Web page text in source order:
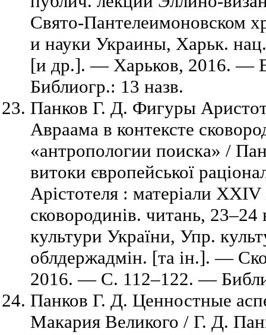
Свято-Пантелеимоновском
и науки Украины, Харьк.
[и др.]. — Харьков, 2016.
Библиогр.: 13 назв.
Панков Г. Д. Фигуры
Авраама в контексте
«антропологии поиска» /
витоки європейської
Арістотеля : матеріали
сковородинів. читань,
культури України, Упр.
облдержадмін. [та ін.]. —
2016. — C. 112–122. —
Панков Г. Д. Ценностные
Макария Великого / Г. Д.